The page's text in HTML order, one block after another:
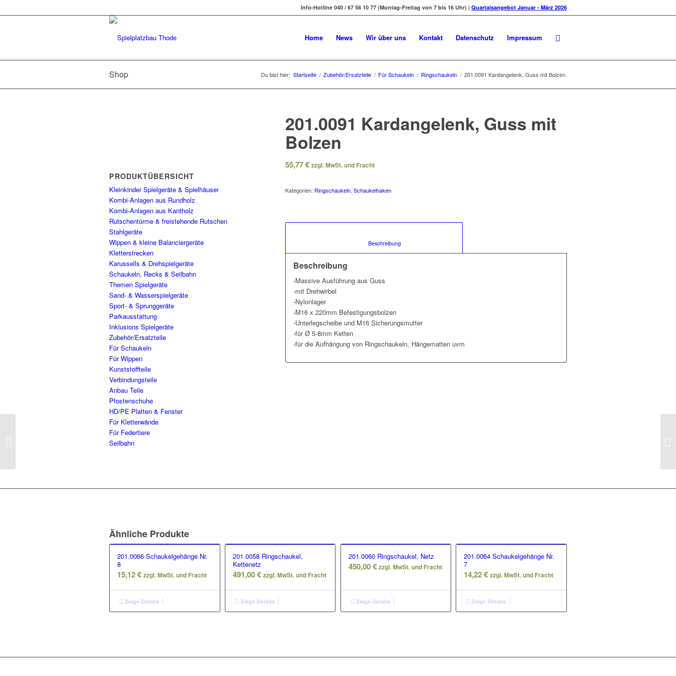
Info-Hotline 040 / 67 56 10 77 (Montag-Freitag von 7 bis 16 Uhr) | Quartalsangebot Januar - März 2026
Home News Wir über uns Kontakt Datenschutz Impressum
Shop Du bist hier: Startseite / Zubehör/Ersatzteile / Für Schaukeln / Ringschaukeln / 201.0091 Kardangelenk, Guss mit Bolzen
PRODUKTÜBERSICHT
Kleinkinder Spielgeräte & Spielhäuser
Kombi-Anlagen aus Rundholz
Kombi-Anlagen aus Kantholz
Rutschentürme & freistehende Rutschen
Stahlgeräte
Wippen & kleine Balanciergeräte
Kletterstrecken
Karussells & Drehspielgeräte
Schaukeln, Recks & Seilbahn
Themen Spielgeräte
Sand- & Wasserspielgeräte
Sport- & Sprunggeräte
Parkausstattung
Inklusions Spielgeräte
Zubehör/Ersatzteile
Für Schaukeln
Für Wippen
Kunststoffteile
Verbindungsteile
Anbau Teile
Pfostenschuhe
HD/PE Platten & Fenster
Für Kletterwände
Für Federtiere
Seilbahn
201.0091 Kardangelenk, Guss mit
Bolzen
55,77€ zzgl. MwSt. und Fracht
Kategorien: Ringschaukeln,Schaukelhaken
Beschreibung
-Massive Ausführung aus Guss
-mit Drehwirbel
-Nylonlager
-M16 x 220mm Befestigungsbolzen
-Unterlegscheibe und M16 Sicherungsmutter
-für Ø 5-8mm Ketten
-für die Aufhängung von Ringschaukeln, Hängematten uvm
Ähnliche Produkte
201.0066 Schaukelgehänge Nr.
8
15,12€ zzgl. MwSt. und Fracht
Zeige Details
201.0058 Ringschaukel,
Kettenetz
491,00€ zzgl. MwSt. und Fracht
Zeige Details
201.0060 Ringschaukel, Netz
450,00€ zzgl. MwSt. und Fracht
Zeige Details
201.0064 Schaukelgehänge Nr.
7
14,22€ zzgl. MwSt. und Fracht
Zeige Details